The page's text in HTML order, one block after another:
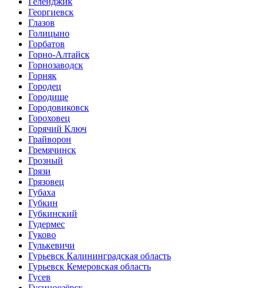
Георгиевск
Глазов
Голицыно
Горбатов
Горно-Алтайск
Горнозаводск
Горняк
Городец
Городище
Городовиковск
Гороховец
Горячий Ключ
Грайворон
Гремячинск
Грозный
Грязи
Грязовец
Губаха
Губкин
Губкинский
Гудермес
Гуково
Гулькевичи
Гурьевск Калининградская область
Гурьевск Кемеровская область
Гусев